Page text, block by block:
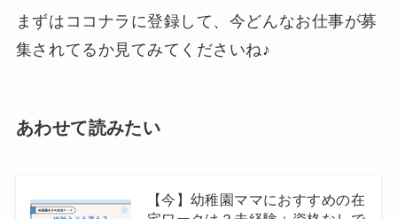
まずはココナラに登録して、今どんなお仕事が募
集されてるか見てみてくださいね♪
あわせて読みたい
【今】幼稚園ママにおすすめの在